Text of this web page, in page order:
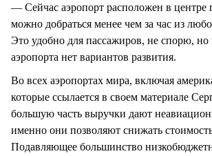
— Сейчас аэропорт расположен в центре
можно добраться менее чем за час из
Это удобно для пассажиров, не спорю, но
аэропорта нет вариантов развития.
Во всех аэропортах мира, включая
которые ссылается в своем материале
большую часть выручки дают
именно они позволяют снижать
Подавляющее большинство